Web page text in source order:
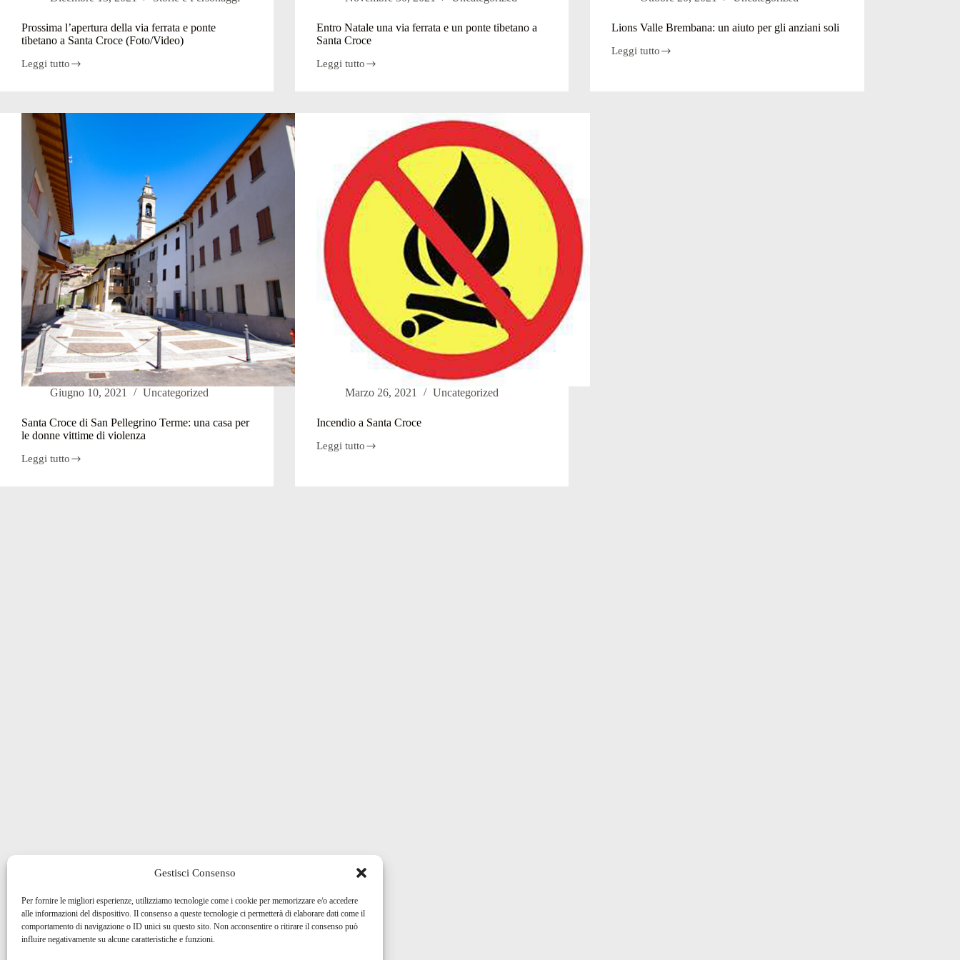
Gestisci Consenso
Per fornire le migliori esperienze, utilizziamo tecnologie come i cookie per memorizzare e/o accedere
alle informazioni del dispositivo. Il consenso a queste tecnologie ci permetterà di elaborare dati come il
comportamento di navigazione o ID unici su questo sito. Non acconsentire o ritirare il consenso può
influire negativamente su alcune caratteristiche e funzioni.
Prossima l’apertura della via ferrata e ponte
tibetano a Santa Croce (Foto/Video)
Leggi tutto
Prossima
ferrata
ponte
tibetano
Santa
Croce
(Foto/Video)
Entro Natale una via ferrata e un ponte tibetano a
Santa Croce
Leggi tutto
Entro
tibetano
Santa
Croce
Lions Valle Brembana: un aiuto per gli anziani soli
Leggi tutto
Lions
Giugno 10, 2021 Uncategorized
Santa Croce di San Pellegrino Terme: una casa per
le donne vittime di violenza
Leggi tutto
Santa
Marzo 26, 2021 Uncategorized
Incendio a Santa Croce
Leggi tutto
Incendio